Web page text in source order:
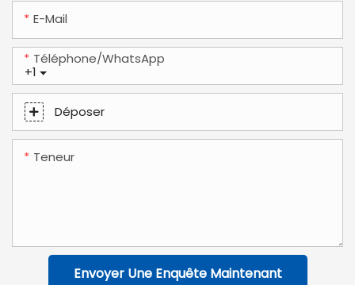
E-Mail
+1
Téléphone/WhatsApp
Déposer
Teneur
Envoyer Une Enquête Maintenant